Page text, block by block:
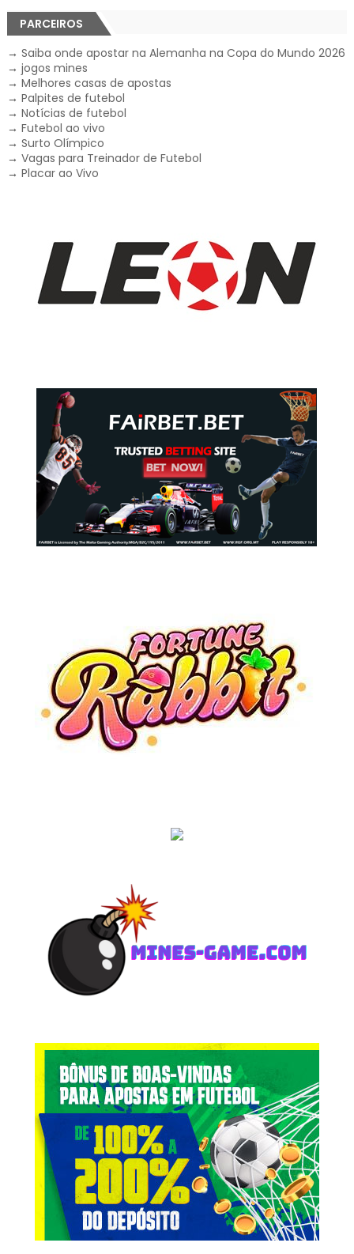
PARCEIROS
→ Saiba onde apostar na Alemanha na Copa do Mundo 2026
→ jogos mines
→ Melhores casas de apostas
→ Palpites de futebol
→ Notícias de futebol
→ Futebol ao vivo
→ Surto Olímpico
→ Vagas para Treinador de Futebol
→ Placar ao Vivo